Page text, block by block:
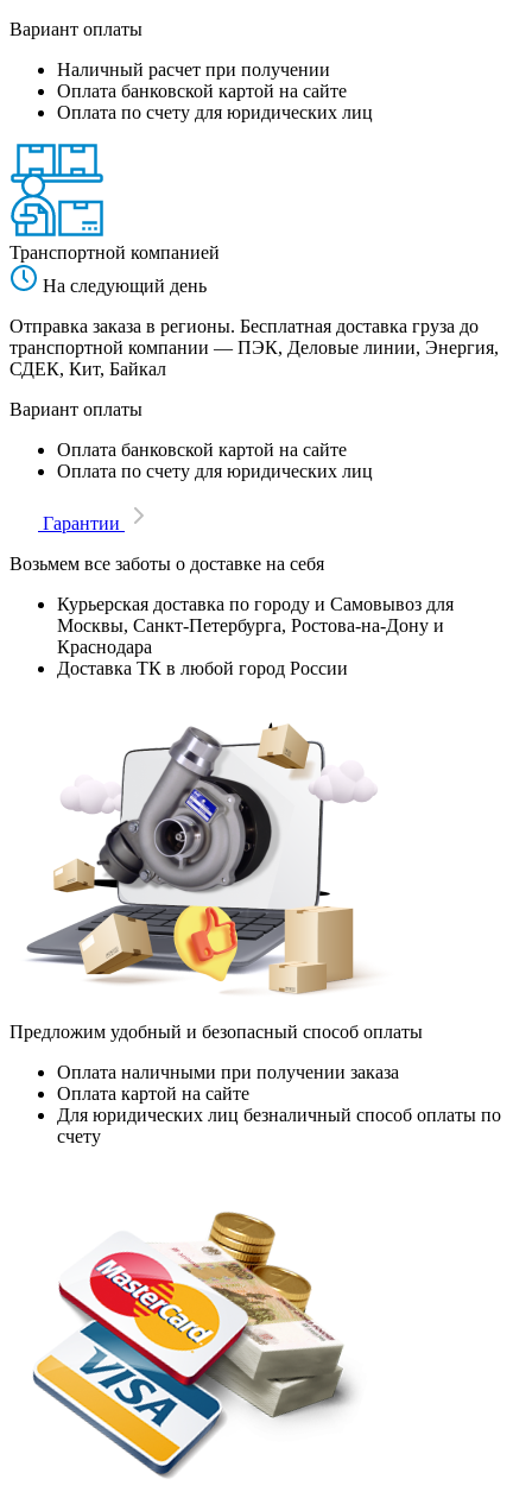
Вариант оплаты
Наличный расчет при получении
Оплата банковской картой на сайте
Оплата по счету для юридических лиц
Транспортной компанией
На следующий день
Отправка заказа в регионы. Бесплатная доставка груза до
транспортной компании — ПЭК, Деловые линии, Энергия,
СДЕК, Кит, Байкал
Вариант оплаты
Оплата банковской картой на сайте
Оплата по счету для юридических лиц
Гарантии
Возьмем все заботы о доставке на себя
Курьерская доставка по городу и Самовывоз для
Москвы, Санкт-Петербурга, Ростова-на-Дону и
Краснодара
Доставка ТК в любой город России
Предложим удобный и безопасный способ оплаты
Оплата наличными при получении заказа
Оплата картой на сайте
Для юридических лиц безналичный способ оплаты по
счету